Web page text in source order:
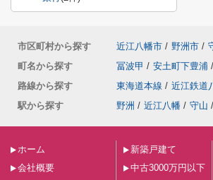
市区町村から探す 近江八幡市 / 野洲市 /
町名から探す
冨波甲 / 安土町下豊浦 /
路線から探す
東海道本線 / 近江鉄道
駅から探す
野洲 / 近江八幡 / 守山 /
ホーム
会社概要
新築戸建て
中古3000万円以下